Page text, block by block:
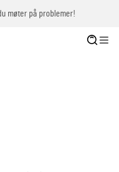
møter på problemer!